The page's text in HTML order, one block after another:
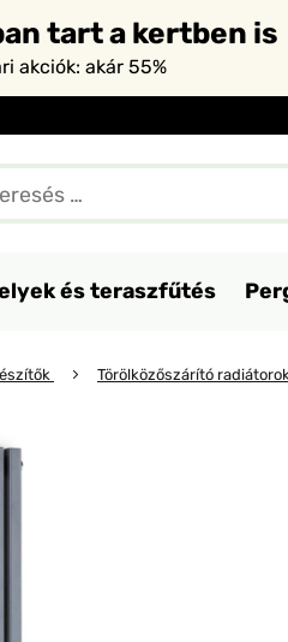
tart a kertben is
akciók: akár 55%
és teraszfűtés
Törölközőszárító